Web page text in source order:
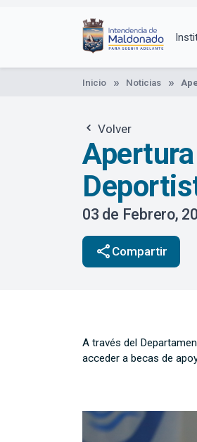
Inicio Noticias
Volver
03 de Febrero,
share Compartir
A través del
acceder a becas de